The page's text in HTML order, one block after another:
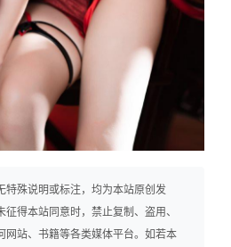
特殊说明或标注，均为本站原创发
得本站同意时，禁止复制、盗用、
网站、书籍等各类媒体平台。如若本